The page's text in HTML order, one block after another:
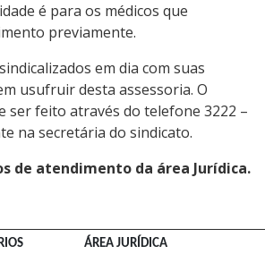
é para os médicos que
previamente.
em dia com suas
usufruir desta assessoria. O
ser feito através do telefone 3222 –
na secretária do sindicato.
de atendimento da área Jurídica.
ÁREA JURÍDICA